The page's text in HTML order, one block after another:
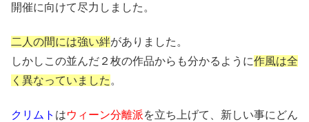
開催に向けて尽力しました。
二人の間には強い絆がありました。
しかしこの並んだ２枚の作品からも分かるように作風は全
く異なっていました 。
クリムト はウィーン分離派を立ち上げて、新しい事にどん